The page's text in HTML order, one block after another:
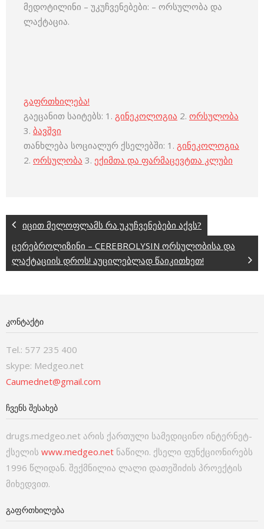
მედოტილინი – უკუჩვენებები: – ორსულობა და
ლაქტაცია.
გაფრთხილება!
გაეცანით საიტებს: 1. გინეკოლოგია 2. ორსულობა
3. ბავშვი
თანხლება სოციალურ ქსელებში: 1. გინეკოლოგია
2. ორსულობა 3. ექიმთა და ფარმაცევტთა კლუბი
იცით მელოფლამს რა უკუჩვენებები აქვს?
ცერებროლიზინი – CEREBROLYSIN ორსულობისა და
ლაქტაციის დროს! აუცილებლად წაიკითხეთ!
ᲙᲝᲜᲢᲐᲥᲢᲘ
Tel.: 577 235 400
skype: Medgeo.net
Caumednet@gmail.com
ᲩᲕᲔᲜᲡ ᲨᲔᲡᲐᲮᲔᲑ
drugs.medgeo.net არის ქართული სამედიცინო ინტერნეტ-
ქსელის www.medgeo.net ნაწილი. ქსელი ფუნქციონირებს
1996 წლიდან. შექმნილია ლალი დათეშიძის პროექტის
მიხედვით.
ᲒᲐᲤᲠᲗᲮᲘᲚᲔᲑᲐ